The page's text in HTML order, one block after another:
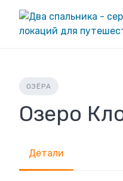
content
ОЗЁРА
Озеро
Детали